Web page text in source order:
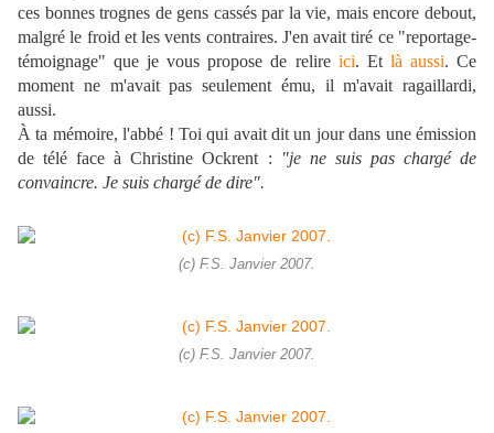
ces bonnes trognes de gens cassés par la vie, mais encore debout,
malgré le froid et les vents contraires. J'en avait tiré ce "reportage-
témoignage" que je vous propose de relire ici. Et là aussi. Ce
moment ne m'avait pas seulement ému, il m'avait ragaillardi,
aussi.
À ta mémoire, l'abbé ! Toi qui avait dit un jour dans une émission
de télé face à Christine Ockrent :
"je ne suis pas chargé de
convaincre. Je suis chargé de dire".
(c) F.S. Janvier 2007.
(c) F.S. Janvier 2007.